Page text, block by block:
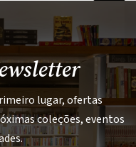
lugar, ofertas
coleções, eventos